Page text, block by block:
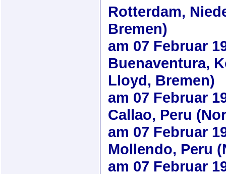
Rotterdam,
Bremen)
am 07 Februar
Buenaventura,
Lloyd, Bremen)
am 07 Februar
Callao, Peru
am 07 Februar
Mollendo, Peru
am 07 Februar